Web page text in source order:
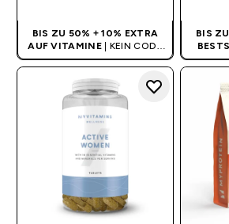
BIS ZU 50% + 10% EXTRA
AUF VITAMINE
| KEIN CODE
BENÖTIGT
BIS